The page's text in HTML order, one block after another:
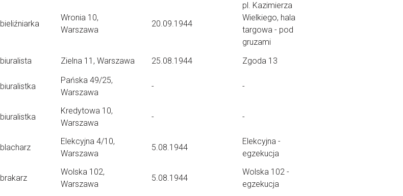
bieliźniarka
Wronia 10,
Warszawa
20.09.1944
pl. Kazimierza
Wielkiego, hala
targowa - pod
gruzami
biuralista Zielna 11, Warszawa 25.08.1944 Zgoda 13
biuralistka
Pańska 49/25,
Warszawa
- -
biuralistka
Kredytowa 10,
Warszawa
- -
blacharz
Elekcyjna 4/10,
Warszawa
5.08.1944
Elekcyjna -
egzekucja
brakarz
Wolska 102,
Warszawa
5.08.1944
Wolska 102 -
egzekucja